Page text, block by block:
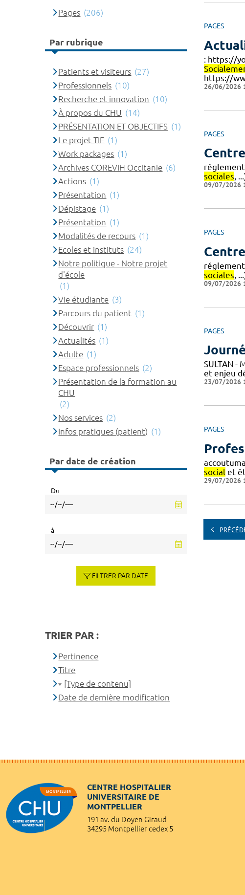
PAGES
: https://
https://
26/06/2026
PAGES
sociales,
09/07/2026
PAGES
sociales,
09/07/2026
PAGES
SULTAN -
et enjeu
23/07/2026
PAGES
social et
29/07/2026
Pages (206)
Par rubrique
Patients et visiteurs (27)
Professionnels (10)
Recherche et innovation (10)
À propos du CHU (14)
PRÉSENTATION ET OBJECTIFS (1)
Le projet TIE (1)
Work packages (1)
Archives COREVIH Occitanie (6)
Actions (1)
Présentation (1)
Dépistage (1)
Présentation (1)
Modalités de recours (1)
Ecoles et instituts (24)
Notre politique - Notre projet
d'école
(1)
Vie étudiante (3)
Parcours du patient (1)
Découvrir (1)
Actualités (1)
Adulte (1)
Espace professionnels (2)
Présentation de la formation au
CHU
(2)
Nos services (2)
Infos pratiques (patient) (1)
Par date de création
Du
à
FILTRER PAR DATE
TRIER PAR :
Pertinence
Titre
[Type de contenu]
Date de dernière modification
CENTRE HOSPITALIER
UNIVERSITAIRE DE
MONTPELLIER
191 av. du Doyen Giraud
34295 Montpellier cedex 5